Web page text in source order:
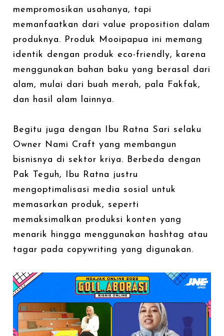
mempromosikan usahanya, tapi
memanfaatkan dari value proposition dalam
produknya. Produk Mooipapua ini memang
identik dengan produk eco-friendly, karena
menggunakan bahan baku yang berasal dari
alam, mulai dari buah merah, pala Fakfak,
dan hasil alam lainnya.
Begitu juga dengan Ibu Ratna Sari selaku
Owner Nami Craft yang membangun
bisnisnya di sektor kriya. Berbeda dengan
Pak Teguh, Ibu Ratna justru
mengoptimalisasi media sosial untuk
memasarkan produk, seperti
memaksimalkan produksi konten yang
menarik hingga menggunakan hashtag atau
tagar pada copywriting yang digunakan.